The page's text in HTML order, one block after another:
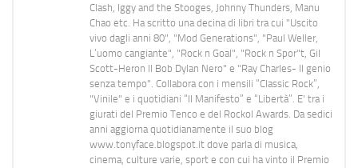
Clash, Iggy and the Stooges, Johnny Thunders, Manu
Chao etc. Ha scritto una decina di libri tra cui "Uscito
vivo dagli anni 80", "Mod Generations", "Paul Weller,
L’uomo cangiante", "Rock n Goal", "Rock n Spor"t, Gil
Scott-Heron Il Bob Dylan Nero" e "Ray Charles- Il genio
senza tempo". Collabora con i mensili “Classic Rock”,
"Vinile" e i quotidiani “Il Manifesto” e “Libertà”. E' tra i
giurati del Premio Tenco e del Rockol Awards. Da sedici
anni aggiorna quotidianamente il suo blog
www.tonyface.blogspot.it dove parla di musica,
cinema, culture varie, sport e con cui ha vinto il Premio